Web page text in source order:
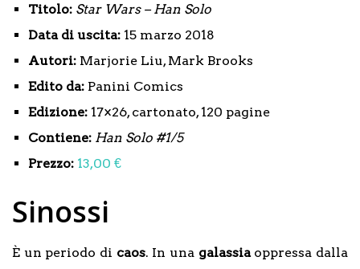
Titolo: Star Wars – Han Solo
Data di uscita: 15 marzo 2018
Autori: Marjorie Liu, Mark Brooks
Edito da: Panini Comics
Edizione: 17×26, cartonato, 120 pagine
Contiene: Han Solo #1/5
Prezzo: 13,00 €
Sinossi
È un periodo di caos. In una galassiaoppressa dalla